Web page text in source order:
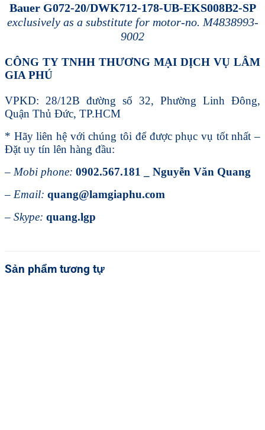
Bauer G072-20/DWK712-178-UB-EKS008B2-SP
exclusively as a substitute for motor-no. M4838993-
9002
CÔNG TY TNHH THƯƠNG MẠI DỊCH VỤ LÂM
GIA PHÚ
VPKD: 28/12B đường số 32, Phường Linh Đông,
Quận Thủ Đức, TP.HCM
* Hãy liên hệ với chúng tôi để được phục vụ tốt nhất –
Đặt uy tín lên hàng đầu:
– Mobi phone: 0902.567.181 _ Nguyễn Văn Quang
– Email: quang@lamgiaphu.com
– Skype: quang.lgp
Sản phẩm tương tự